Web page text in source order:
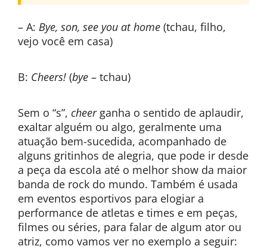
– A: Bye, son, see you at home (tchau, filho,
vejo você em casa)
B: Cheers! (bye – tchau)
Sem o “s”, cheer ganha o sentido de aplaudir,
exaltar alguém ou algo, geralmente uma
atuação bem-sucedida, acompanhado de
alguns gritinhos de alegria, que pode ir desde
a peça da escola até o melhor show da maior
banda de rock do mundo. Também é usada
em eventos esportivos para elogiar a
performance de atletas e times e em peças,
filmes ou séries, para falar de algum ator ou
atriz, como vamos ver no exemplo a seguir: